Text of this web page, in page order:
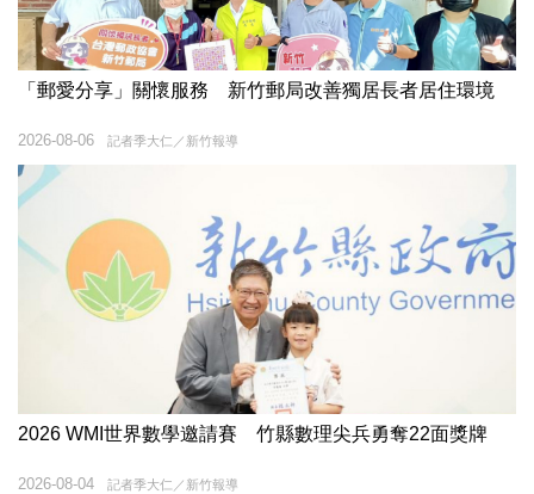
「郵愛分享」關懷服務 新竹郵局改善獨居長者居住環境
記者季大仁／新竹報導
2026-08-06
2026 WMI世界數學邀請賽 竹縣數理尖兵勇奪22面獎牌
記者季大仁／新竹報導
2026-08-04